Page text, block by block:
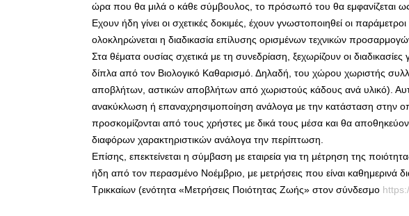
ώρα που θα μιλά ο κάθε σύμβουλος, το πρόσωπό του θα εμφανίζεται ως
Εχουν ήδη γίνει οι σχετικές δοκιμές, έχουν γνωστοποιηθεί οι
ολοκληρώνεται η διαδικασία επίλυσης ορισμένων τεχνικών
Στα θέματα ουσίας σχετικά με τη συνεδρίαση, ξεχωρίζουν οι
δίπλα από τον Βιολογικό Καθαρισμό. Δηλαδή, του χώρου χωριστής
αποβλήτων, αστικών αποβλήτων από χωριστούς κάδους ανά υλικό).
ανακύκλωση ή επαναχρησιμοποίηση ανάλογα με την κατάσταση στην
προσκομίζονται από τους χρήστες με δικά τους μέσα και θα
διαφόρων χαρακτηριστικών ανάλογα την περίπτωση.
Επίσης, επεκτείνεται η σύμβαση με εταιρεία για τη μέτρηση της
ήδη από τον περασμένο Νοέμβριο, με μετρήσεις που είναι καθημερινά
Τρικκαίων (ενότητα «Μετρήσεις Ποιότητας Ζωής» στον σύνδεσμο